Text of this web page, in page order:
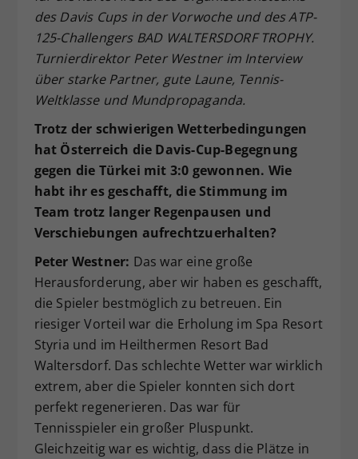
des Davis Cups in der Vorwoche und des ATP-
125-Challengers BAD WALTERSDORF TROPHY.
Turnierdirektor Peter Westner im Interview
über starke Partner, gute Laune, Tennis-
Weltklasse und Mundpropaganda.
Trotz der schwierigen Wetterbedingungen
hat Österreich die Davis-Cup-Begegnung
gegen die Türkei mit 3:0 gewonnen. Wie
habt ihr es geschafft, die Stimmung im
Team trotz langer Regenpausen und
Verschiebungen aufrechtzuerhalten?
Peter Westner: Das war eine große
Herausforderung, aber wir haben es geschafft,
die Spieler bestmöglich zu betreuen. Ein
riesiger Vorteil war die Erholung im Spa Resort
Styria und im Heilthermen Resort Bad
Waltersdorf. Das schlechte Wetter war wirklich
extrem, aber die Spieler konnten sich dort
perfekt regenerieren. Das war für
Tennisspieler ein großer Pluspunkt.
Gleichzeitig war es wichtig, dass die Plätze in
Zweck
Dieser Wert speichert Ihre Consent-
Einstellungen. Unter anderem eine
zufällig generierte ID, für die
historische Speicherung Ihrer
vorgenommen Einstellungen, falls der
Webseiten-Betreiber dies eingestellt
hat.